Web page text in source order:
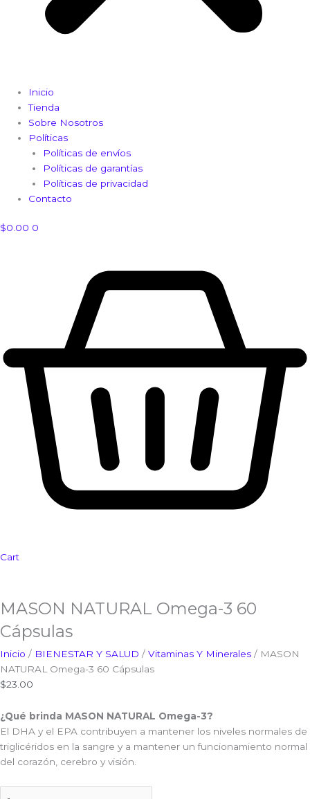
Inicio
Tienda
Sobre Nosotros
Políticas
Políticas de envíos
Políticas de garantías
Políticas de privacidad
Contacto
$0.00 0
Cart
MASON NATURAL Omega-3 60
Cápsulas
Inicio / BIENESTAR Y SALUD / Vitaminas Y Minerales / MASON
NATURAL Omega-3 60 Cápsulas
$23.00
¿Qué brinda MASON NATURAL Omega-3?
El DHA y el EPA contribuyen a mantener los niveles normales de
triglicéridos en la sangre y a mantener un funcionamiento normal
del corazón, cerebro y visión.